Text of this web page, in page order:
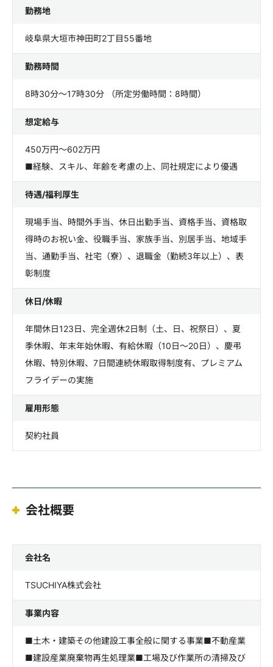
勤務地
岐阜県大垣市神田町2丁目55番地
勤務時間
8時30分～17時30分 （所定労働時間：8時間）
想定給与
450万円～602万円
■経験、スキル、年齢を考慮の上、同社規定により優遇
待遇/福利厚生
現場手当、時間外手当、休日出勤手当、資格手当、資格取
得時のお祝い金、役職手当、家族手当、別居手当、地域手
当、通勤手当、社宅（寮）、退職金（勤続3年以上）、表
彰制度
休日/休暇
年間休日123日、完全週休2日制（土、日、祝祭日）、夏
季休暇、年末年始休暇、有給休暇（10日～20日）、慶弔
休暇、特別休暇、7日間連続休暇取得制度有、プレミアム
フライデーの実施
雇用形態
契約社員
会社概要
会社名
TSUCHIYA株式会社
事業内容
■土木・建築その他建設工事全般に関する事業■不動産業
■建設産業廃棄物再生処理業■工場及び作業所の清掃及び